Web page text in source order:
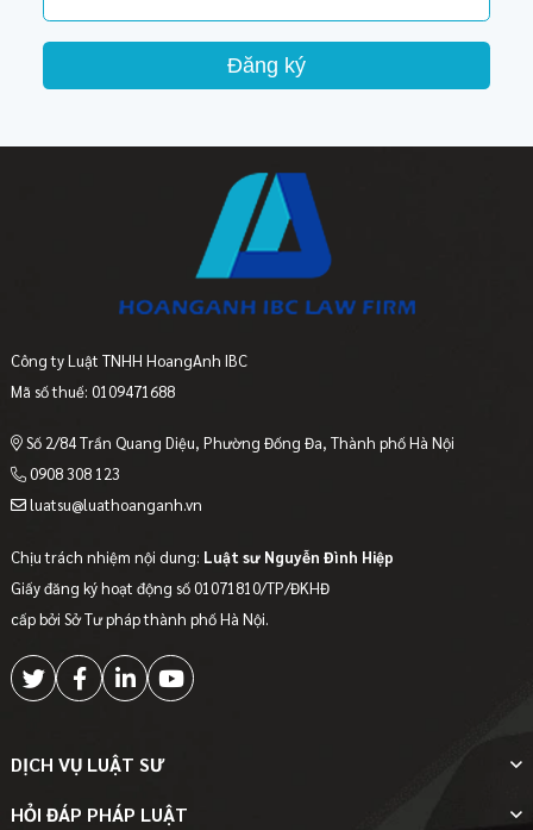
Đăng ký
Công ty Luật TNHH HoangAnh IBC
Mã số thuế: 0109471688
Số 2/84 Trần Quang Diệu, Phường Đống Đa, Thành phố Hà Nội
0908 308 123
luatsu@luathoanganh.vn
Chịu trách nhiệm nội dung: Luật sư Nguyễn Đình Hiệp
Giấy đăng ký hoạt động số 01071810/TP/ĐKHĐ
cấp bởi Sở Tư pháp thành phố Hà Nội.
DỊCH VỤ LUẬT SƯ
HỎI ĐÁP PHÁP LUẬT